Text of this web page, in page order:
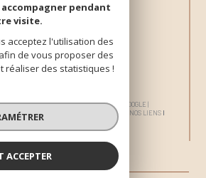
RÉSERVÉS | TRADUCTION POWERED BY GOOGLE |
DU SITE MENTIONS LÉGALES ADMIN
NOS LIENS
POLITIQUE RGPD
pendant
visite.
acceptez l'utilisation des
de vous proposer des
réaliser des statistiques !
ACCEPTER